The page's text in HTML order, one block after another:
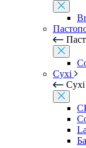
Сухі
Сухі